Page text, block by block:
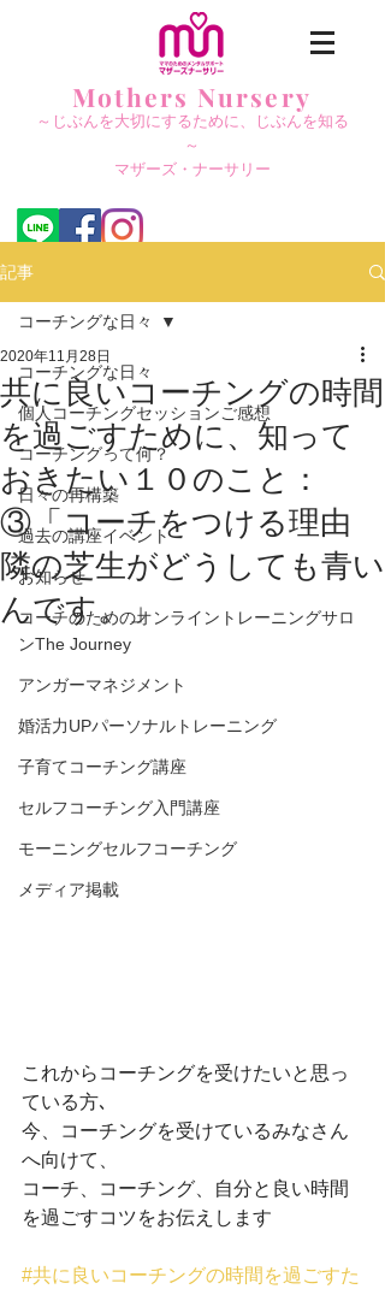
Mothers Nursery
～じぶんを大切にするために、じぶんを知る
～
​マザーズ・ナーサリー
記事
コーチングな日々
個人コーチングセッションご感想
コーチングって何？
日々の再構築
過去の講座イベント
お知らせ
コーチのためのオンライントレーニングサロ
ンThe Journey
アンガーマネジメント
婚活力UPパーソナルトレーニング
子育てコーチング講座
セルフコーチング入門講座
モーニングセルフコーチング
メディア掲載
コーチングな日々
共に良いコーチングの時間
を過ごすために、知って
おきたい１０のこと：
③「コーチをつける理由
隣の芝生がどうしても青い
んです。」
2020年11月28日
これからコーチングを受けたいと思っ
ている方､
今、コーチングを受けているみなさん
へ向けて、
コーチ、コーチング、自分と良い時間
を過ごすコツをお伝えします
#共に良いコーチングの時間を過ごすた